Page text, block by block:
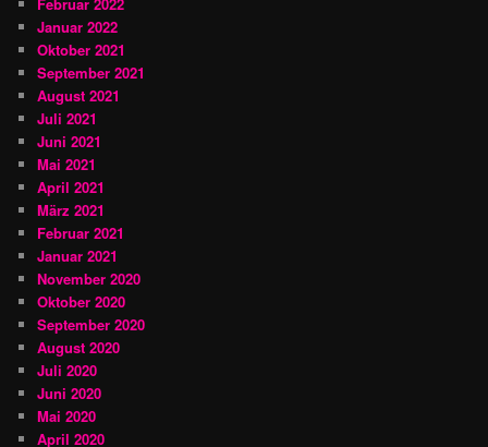
Januar 2022
Oktober 2021
September 2021
August 2021
Juli 2021
Juni 2021
Mai 2021
April 2021
März 2021
Februar 2021
Januar 2021
November 2020
Oktober 2020
September 2020
August 2020
Juli 2020
Juni 2020
Mai 2020
April 2020